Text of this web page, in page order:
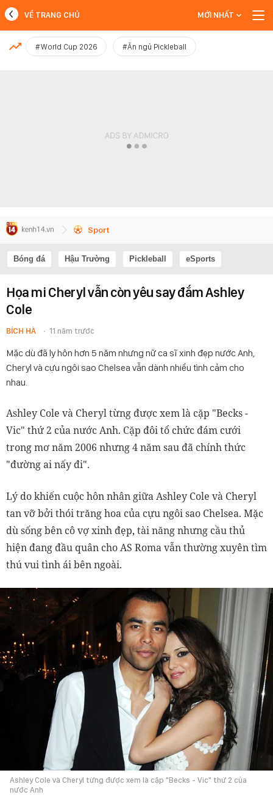
MỚI NHẤT
VỀ TRANG CHỦ MỚI NHẤT
#World Cup 2026 #Ăn ngủ Pickleball
Sport
Bóng đá Hậu Trường Pickleball eSports
Họa mi Cheryl vẫn còn yêu say đắm Ashley
Cole
BÍCH HÀ 11 năm trước
Mặc dù đã ly hôn hơn 5 năm nhưng nữ ca sĩ xinh đẹp nước Anh,
Cheryl và cựu ngôi sao Chelsea vẫn dành nhiều tình cảm cho
nhau.
Ashley Cole và Cheryl từng được xem là cặp "Becks -
Vic" thứ 2 của nước Anh. Cặp đôi tổ chức đám cưới
trong mơ năm 2006 nhưng 4 năm sau đã chính thức
"đường ai nấy đi".
Lý do khiến cuộc hôn nhân giữa Ashley Cole và Cheryl
tan vỡ bởi thói trăng hoa của cựu ngôi sao Chelsea. Mặc
dù sống bên cô vợ xinh đẹp, tài năng nhưng cầu thủ
hiện đang đầu quân cho AS Roma vẫn thường xuyên tìm
thú vui tình ái bên ngoài.
Ashley Cole và Cheryl từng được xem là cặp "Becks - Vic" thứ 2 của
nước Anh